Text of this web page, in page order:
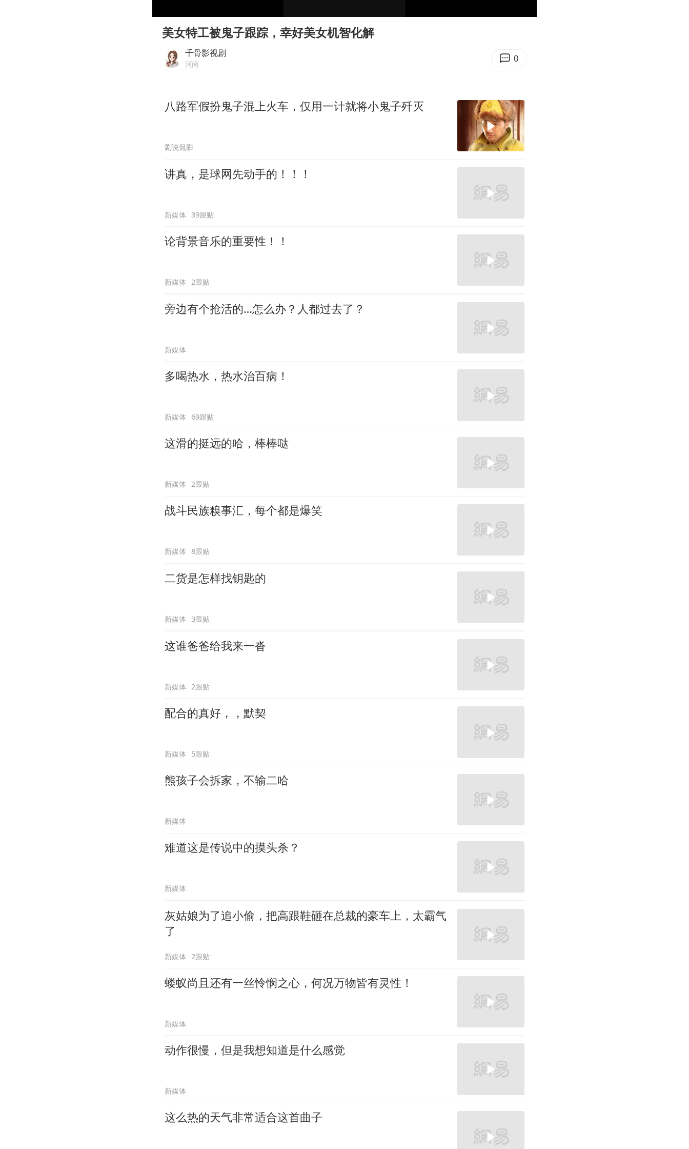
泰国初中生饮弹自尽前开了26枪
“准2万亿”之城点名支持三所大学
习近平心系体育强国建设
美女特工被鬼子跟踪，幸好美女机智化解
千骨影视剧
河南 0
八路军假扮鬼子混上火车，仅用一计就将小鬼子歼灭
剧说侃影
讲真，是球网先动手的！！！
新媒体 39跟贴
论背景音乐的重要性！！
新媒体 2跟贴
旁边有个抢活的…怎么办？人都过去了？
新媒体
多喝热水，热水治百病！
新媒体 69跟贴
这滑的挺远的哈，棒棒哒
新媒体 2跟贴
战斗民族糗事汇，每个都是爆笑
新媒体 8跟贴
二货是怎样找钥匙的
新媒体 3跟贴
这谁爸爸给我来一沓
新媒体 2跟贴
配合的真好，，默契
新媒体 5跟贴
熊孩子会拆家，不输二哈
新媒体
难道这是传说中的摸头杀？
新媒体
灰姑娘为了追小偷，把高跟鞋砸在总裁的豪车上，太霸气
了
新媒体 2跟贴
蝼蚁尚且还有一丝怜悯之心，何况万物皆有灵性！
新媒体
动作很慢，但是我想知道是什么感觉
新媒体
这么热的天气非常适合这首曲子